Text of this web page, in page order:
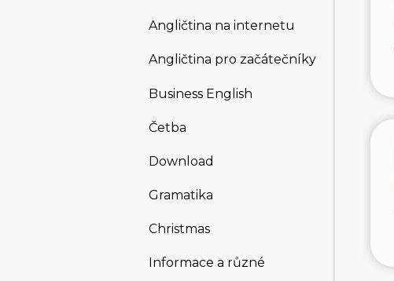
Angličtina na internetu
Angličtina pro začátečníky
Business English
Četba
Download
Gramatika
Christmas
Informace a různé